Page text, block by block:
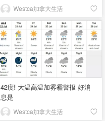
Westca加拿大生活
42度! 大温高温加雾霾警报 好消
息是
Westca加拿大生活